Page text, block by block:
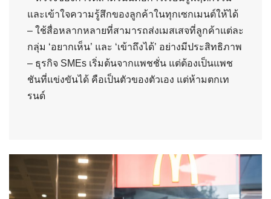
และเข้าใจความรู้สึกของลูกค้าในทุกเซกเมนต์ให้ได้
– ใช้สื่อหลากหลายที่สามารถส่งเมสเสจที่ลูกค้าแต่ละ
กลุ่ม ‘อยากเห็น’ และ ‘เข้าถึงได้’ อย่างมีประสิทธิภาพ
– ธุรกิจ SMEs เริ่มต้นจากแพชชั่น แต่ต้องเป็นแพช
ชันที่แข่งขันได้ คือเป็นตัวของตัวเอง แต่ห้ามตกเท
รนด์